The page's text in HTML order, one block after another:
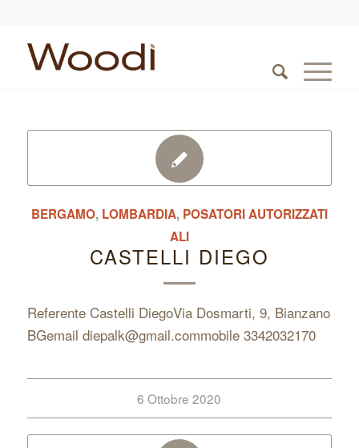
BERGAMO, LOMBARDIA, POSATORI AUTORIZZATI
ALI
CASTELLI DIEGO
Referente Castelli DiegoVia Dosmarti, 9, Bianzano
BGemail diepalk@gmail.commobile 3342032170
6 Ottobre 2020